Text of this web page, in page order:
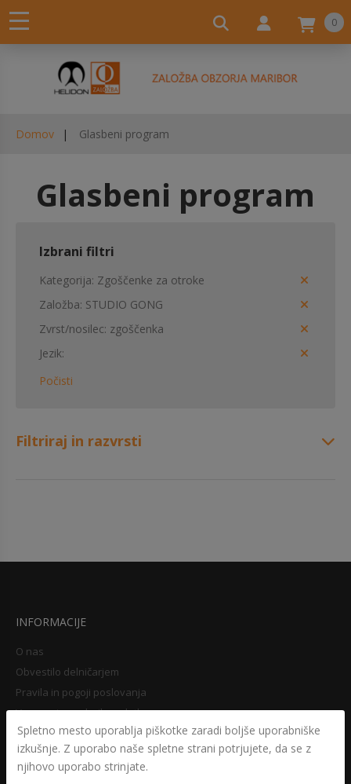
0
Domov Glasbeni program
Glasbeni program
Izbrani filtri
Kategorija Zgoščenke za otroke
Založba STUDIO GONG
Zvrst/nosilec zgoščenka
Jezik
Počisti
Filtriraj in razvrsti
INFORMACIJE
O nas
Obvestilo delničarjem
Pravila in pogoji poslovanja
Varovanje osebnih podatkov
Druga določila
Pravilnik o zasebnosti
Pravno obvestilo
Spletno mesto uporablja piškotke zaradi boljše uporabniške
izkušnje. Z uporabo naše spletne strani potrjujete, da se z
njihovo uporabo strinjate.